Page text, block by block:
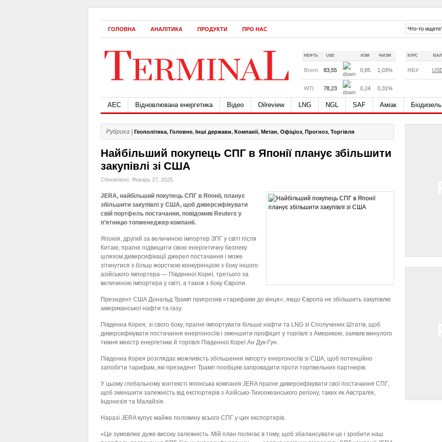
ГОЛОВНА АНАЛІТИКА ПРОДУКТИ ПРО НАС
КУРС ВАЛ
НБУ
НЕФТЬ USD ИЗМ %ИЗМ
Brent 83,55 0,85 1,03%
WTI 78,23 0,24 0,31%
АЕС Відновлювана енергетика Відео Oilreview LNG NGL SAF Аміак Біодизель
Рубрика | Геополітика, Головне, Інші держави, Компанії, Метан, Офіціоз, Прогноз, Торгівля
Найбільший покупець СПГ в Японії планує збільшити
закупівлі зі США
Обновлено: Январь 27, 2025.
JERA, найбільший покупець СПГ в Японії, планує
збільшити закупівлі у США, щоб диверсифікувати
свій портфель постачання, повідомив Reuters у
п’ятницю топменеджер компанії.
Японія, другий за величиною імпортер ЗПГ у світі після
Китаю, прагне підвищити свою енергетичну безпеку
шляхом диверсифікації джерел постачання і може
зіткнутися з більш жорсткою конкуренцією з боку іншого
азійського імпортера — Південної Кореї, третього за
величиною імпортера у світі, а також з боку Європи.
Президент США Дональд Трамп пригрозив «тарифами до кінця», якщо Європа не збільшить закупівлю
американської нафти та газу.
Південна Корея, зі свого боку, прагне імпортувати більше нафти та LNG зі Сполучених Штатів, щоб
диверсифікувати постачання енергоносіїв і зменшити профіцит у торгівлі з Америкою, заявив минулого
тижня міністр енергетики й торгівлі Південної Кореї Ан Дук-Гун.
Південна Корея розглядає можливість збільшення імпорту енергоносіїв зі США, щоб потенційно
запобігти тарифам, які президент Трамп пообіцяв запровадити проти торгівельних партнерів.
У цьому глобальному контексті японська компанія JERA прагне диверсифікувати свої постачання СПГ,
щоб зменшити залежність від експортерів з Азійсько-Тихоокеанського регіону, таких як Австралія,
Індонезія та Малайзія.
Наразі JERA купує майже половину всього СПГ у цих експортерів.
«Це зумовлює дуже високу залежність. Мій план полягає в тому, щоб збалансувати це і зробити наш